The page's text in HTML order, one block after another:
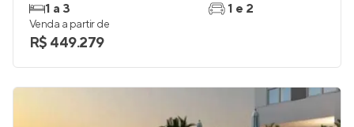
1 a 3
1 e 2
Venda a partir de
R$ 449.279